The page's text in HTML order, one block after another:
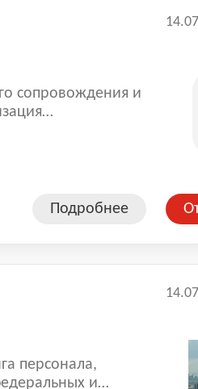
сопровождения и
Подробнее
персонала,
и